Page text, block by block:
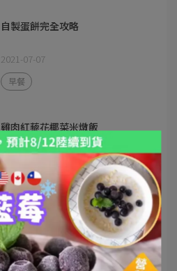
自製蛋餅完全攻略
2021-07-07
早餐
雞肉紅藜花椰菜米燉飯
2021-06-10
20分鐘 1人份
黑胡椒豬柳燴飯
2021-05-31